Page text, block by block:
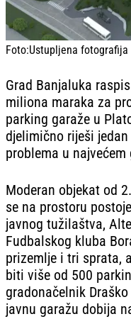
Foto:Ustupljena fotografija
Grad Banjaluka
miliona maraka za
parking garaže u
djelimično riješi
problema u najvećem
Moderan objekat od
se na prostoru
javnog tužilaštva,
Fudbalskog kluba
prizemlje i tri sprata,
biti više od 500
gradonačelnik
javnu garažu dobija